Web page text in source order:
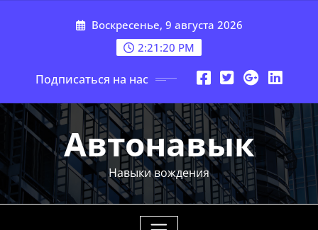
Воскресенье, 9 августа 2026
2:21:22 PM
Подписаться на нас
Автонавык
Навыки вождения